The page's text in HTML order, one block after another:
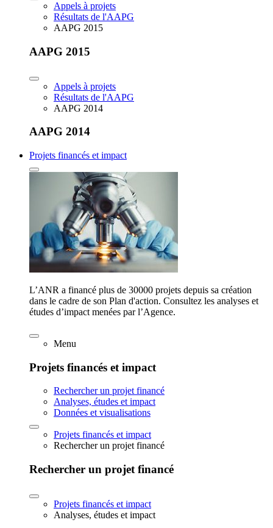
Appels à projets
Résultats de l'AAPG
AAPG 2015
AAPG 2015
Appels à projets
Résultats de l'AAPG
AAPG 2014
AAPG 2014
Projets financés et impact
L’ANR a financé plus de 30000 projets depuis sa création
dans le cadre de son Plan d'action. Consultez les analyses et
études d’impact menées par l’Agence.
Menu
Projets financés et impact
Rechercher un projet financé
Analyses, études et impact
Données et visualisations
Projets financés et impact
Rechercher un projet financé
Rechercher un projet financé
Projets financés et impact
Analyses, études et impact